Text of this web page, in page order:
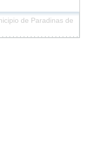
de Paradinas de